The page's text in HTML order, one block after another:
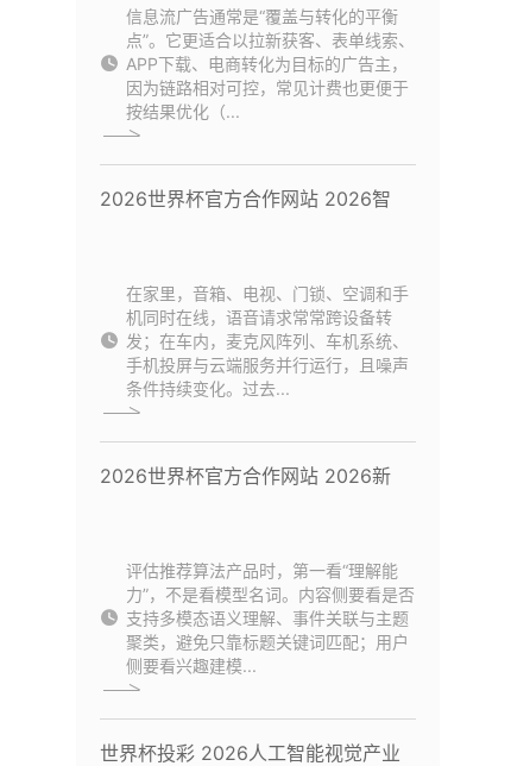
信息流广告通常是“覆盖与转化的平衡
点”。它更适合以拉新获客、表单线索、
APP下载、电商转化为目标的广告主，
因为链路相对可控，常见计费也更便于
按结果优化（...
2026世界杯官方合作网站 2026智
在家里，音箱、电视、门锁、空调和手
机同时在线，语音请求常常跨设备转
发；在车内，麦克风阵列、车机系统、
手机投屏与云端服务并行运行，且噪声
条件持续变化。过去...
2026世界杯官方合作网站 2026新
评估推荐算法产品时，第一看“理解能
力”，不是看模型名词。内容侧要看是否
支持多模态语义理解、事件关联与主题
聚类，避免只靠标题关键词匹配；用户
侧要看兴趣建模...
世界杯投彩 2026人工智能视觉产业